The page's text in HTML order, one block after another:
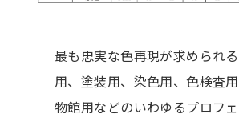
最も忠実な色再現が求められ
用、塗装用、染色用、色検査
物館用などのいわゆるプロフ